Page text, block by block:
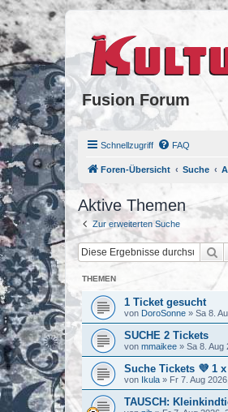
Fusion Forum
Schnellzugriff FAQ
Foren-Übersicht Suche
Aktive Themen
Zur erweiterten Suche
THEMEN
1 Ticket gesucht
von DoroSonne » Sa 8.
SUCHE 2 Tickets
von mmaikee » Sa 8. Aug
Suche Tickets 💜 1
von Ikula » Fr 7. Aug
TAUSCH: